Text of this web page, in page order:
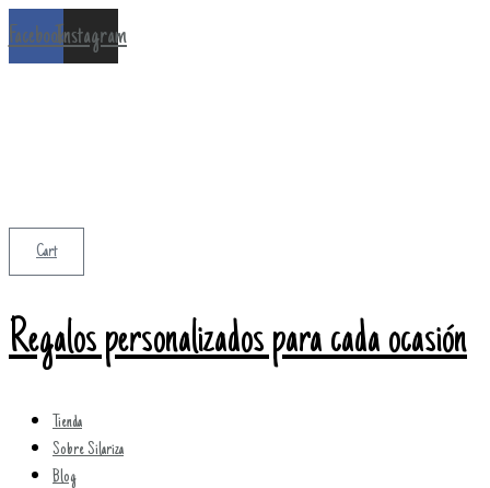
al
FacebookInstagram
Cart
Regalos personalizados para cada ocasión
Tienda
Sobre Silariza
Blog